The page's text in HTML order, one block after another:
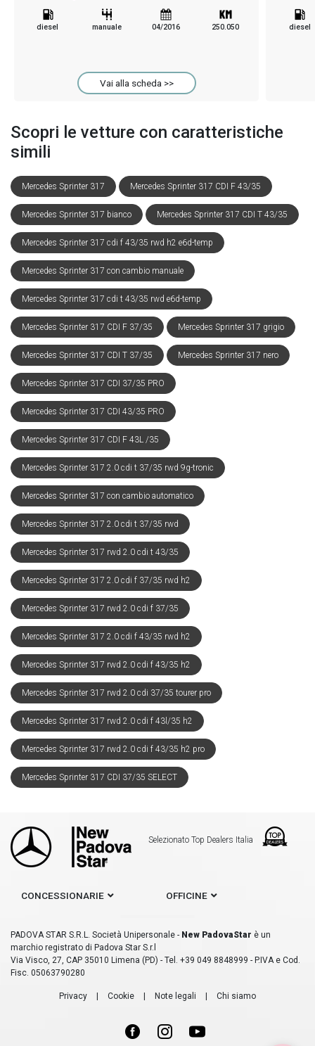
diesel manuale 04/2016 250.050
Vai alla scheda >>
diesel
Scopri le vetture con caratteristiche
simili
Mercedes Sprinter 317 Mercedes Sprinter 317 CDI F 43/35
Mercedes Sprinter 317 bianco Mercedes Sprinter 317 CDI T 43/35
Mercedes Sprinter 317 cdi f 43/35 rwd h2 e6d-temp
Mercedes Sprinter 317 con cambio manuale
Mercedes Sprinter 317 cdi t 43/35 rwd e6d-temp
Mercedes Sprinter 317 CDI F 37/35 Mercedes Sprinter 317 grigio
Mercedes Sprinter 317 CDI T 37/35 Mercedes Sprinter 317 nero
Mercedes Sprinter 317 CDI 37/35 PRO
Mercedes Sprinter 317 CDI 43/35 PRO
Mercedes Sprinter 317 CDI F 43L /35
Mercedes Sprinter 317 2.0 cdi t 37/35 rwd 9g-tronic
Mercedes Sprinter 317 con cambio automatico
Mercedes Sprinter 317 2.0 cdi t 37/35 rwd
Mercedes Sprinter 317 rwd 2.0 cdi t 43/35
Mercedes Sprinter 317 2.0 cdi f 37/35 rwd h2
Mercedes Sprinter 317 rwd 2.0 cdi f 37/35
Mercedes Sprinter 317 2.0 cdi f 43/35 rwd h2
Mercedes Sprinter 317 rwd 2.0 cdi f 43/35 h2
Mercedes Sprinter 317 rwd 2.0 cdi 37/35 tourer pro
Mercedes Sprinter 317 rwd 2.0 cdi f 43l/35 h2
Mercedes Sprinter 317 rwd 2.0 cdi f 43/35 h2 pro
Mercedes Sprinter 317 CDI 37/35 SELECT
Selezionato Top Dealers Italia
CONCESSIONARIE OFFICINE
PADOVA STAR S.R.L. Società Unipersonale - New PadovaStar è un
marchio registrato di Padova Star S.r.l
Via Visco, 27, CAP 35010 Limena (PD) - Tel. +39 049 8848999 - P.IVA e Cod.
Fisc. 05063790280
Privacy | Cookie | Note legali | Chi siamo